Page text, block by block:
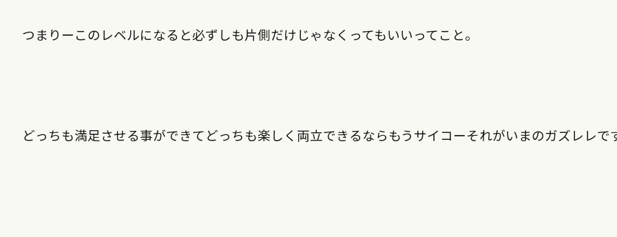
つまりーこのレベルになると必ずしも片側だけじゃなくってもいいってこと。
どっちも満足させる事ができてどっちも楽しく両立できるならもうサイコーそれがいまのガズレレで